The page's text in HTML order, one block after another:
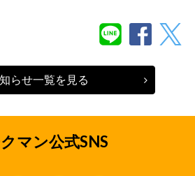
らせ一覧を見る
マン公式SNS